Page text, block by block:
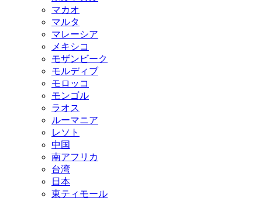
マカオ
マルタ
マレーシア
メキシコ
モザンビーク
モルディブ
モロッコ
モンゴル
ラオス
ルーマニア
レソト
中国
南アフリカ
台湾
日本
東ティモール